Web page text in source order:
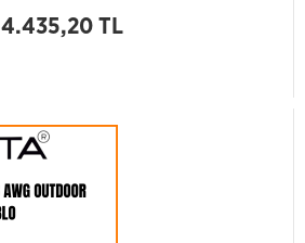
4.435,20 TL